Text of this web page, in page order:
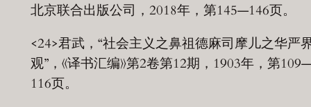
北京联合出版公司，2018年，第145—146页。
<24>君武，“社会主义之鼻祖德麻司摩儿之华严
观”，《译书汇编》第2卷第12期，1903年，第
116页。